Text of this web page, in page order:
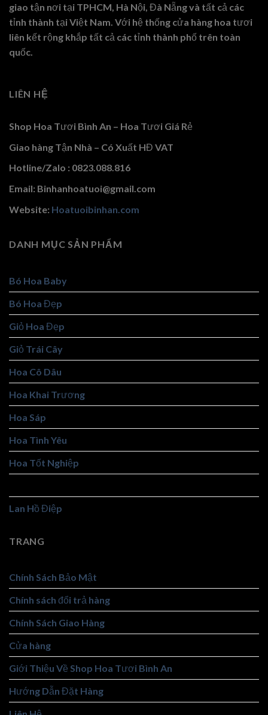
giao tận nơi tại TPHCM, Hà Nội, Đà Nẵng và tất cả các
tỉnh thành tại Việt Nam. Với hệ thống cửa hàng hoa tươi
liên kết rộng khắp tất cả các tỉnh thành phố trên toàn
quốc.
LIÊN HỆ
Shop Hoa Tươi Bình An – Hoa Tươi Giá Rẻ
Giao hàng Tận Nhà – Có Xuất HĐ VAT
Hotline/Zalo : 0823.088.816
Email: Binhanhoatuoi@gmail.com
Website: Hoatuoibinhan.com
DANH MỤC SẢN PHẨM
Bó Hoa Baby
Bó Hoa Đẹp
Giỏ Hoa Đẹp
Giỏ Trái Cây
Hoa Cô Dâu
Hoa Khai Trương
Hoa Sáp
Hoa Tình Yêu
Hoa Tốt Nghiệp
Lan Hồ Điệp
TRANG
Chính Sách Bảo Mật
Chính sách đổi trả hàng
Chính Sách Giao Hàng
Cửa hàng
Giới Thiệu Về Shop Hoa Tươi Bình An
Hướng Dẫn Đặt Hàng